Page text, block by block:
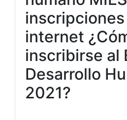
internet
inscribirse al
Desarrollo
2021?